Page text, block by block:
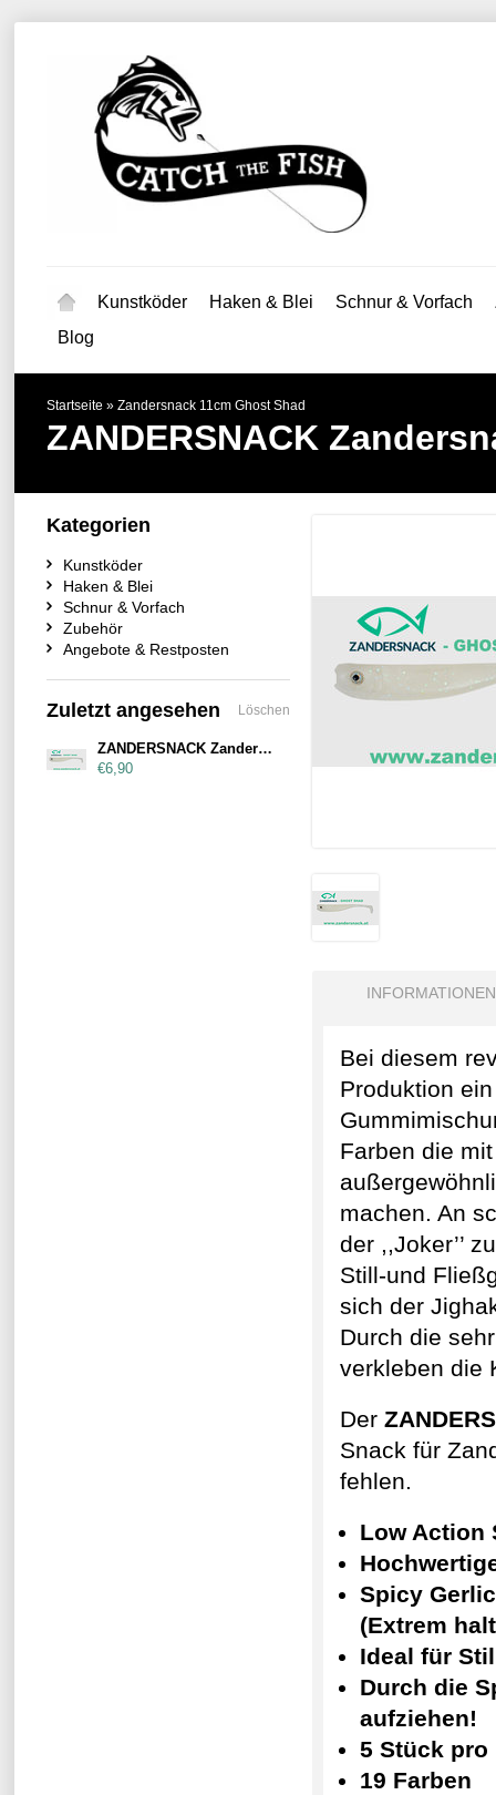
Kunstköder Haken & Blei Schnur & Vorfach
Blog
Startseite » Zandersnack 11cm Ghost Shad
ZANDERSNACK
INFORMATIONEN
Bei diesem
Produktion
Farben die
machen. An
der ,,Joker’’
Still-und
sich der
Durch die
verkleben die
Der
Snack für
fehlen.
Low Action
Spicy
(Extrem
Ideal für
Durch die
aufziehen!
5 Stück pro
19 Farben
Kategorien
Kunstköder
Haken & Blei
Schnur & Vorfach
Zubehör
Angebote & Restposten
Zuletzt angesehen Löschen
ZANDERSNACK Zandersnack 11cm Ghost Shad
€6,90